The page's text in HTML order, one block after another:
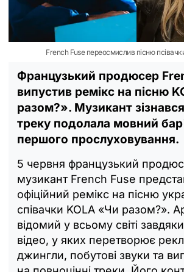
French Fuse переосмислив пісню
Французький продюсер
випустив ремікс на пісню
разом?». Музикант
треку подолала мовний
першого прослуховування.
5 червня французький
музикант French Fuse
офіційний ремікс на пісню
співачки KOLA «Чи разом?».
відомий у всьому світі
відео, у яких перетворює
джингли, побутові звуки та